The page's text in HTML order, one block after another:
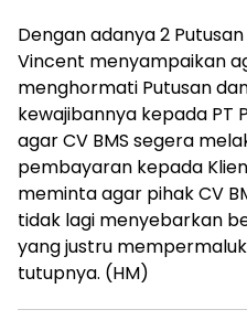
Dengan adanya 2
Vincent menyampaikan
menghormati Putusan
kewajibannya kepada PT
agar CV BMS segera
pembayaran kepada
meminta agar pihak CV
tidak lagi menyebarkan
yang justru
tutupnya. (HM)